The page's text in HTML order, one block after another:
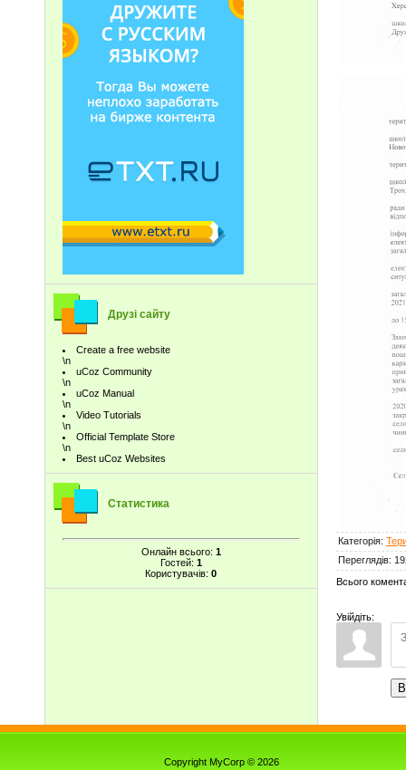
Друзі сайту
Create a free website
\n
uCoz Community
\n
uCoz Manual
\n
Video Tutorials
\n
Official Template Store
\n
Best uCoz Websites
Статистика
Онлайн всього: 1
Гостей: 1
Користувачів:0
Категорія:
Переглядів:
Всього
Увійдіть:
Copyright MyCorp © 2026